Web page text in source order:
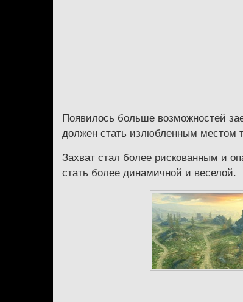
Появилось больше возможностей
должен стать излюбленным местом
Захват стал более рискованным и
стать более динамичной и веселой.